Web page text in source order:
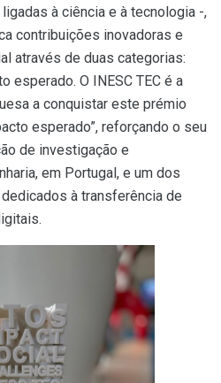
à ciência e à tecnologia -,
contribuições inovadoras e
através de duas categorias:
esperado. O INESC TEC é a
a conquistar este prémio
esperado”, reforçando o seu
de investigação e
em Portugal, e um dos
à transferência de